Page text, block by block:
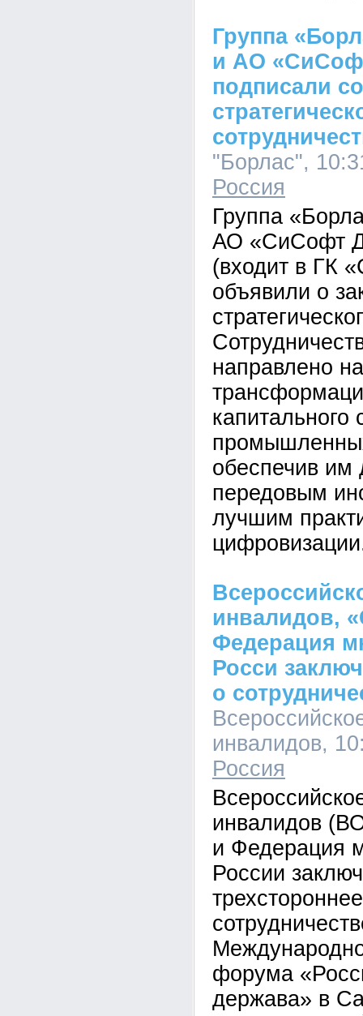
Группа
и АО
подписали
"Борлас",
Россия
Группа
АО «СиСофт
(входит в ГК
объявили о
направлено
капитального
обеспечив им
передовым
лучшим
инвалидов,
Федерация
Росси
о
инвалидов,
Россия
инвалидов
и Федерация
России
форума
держава» в